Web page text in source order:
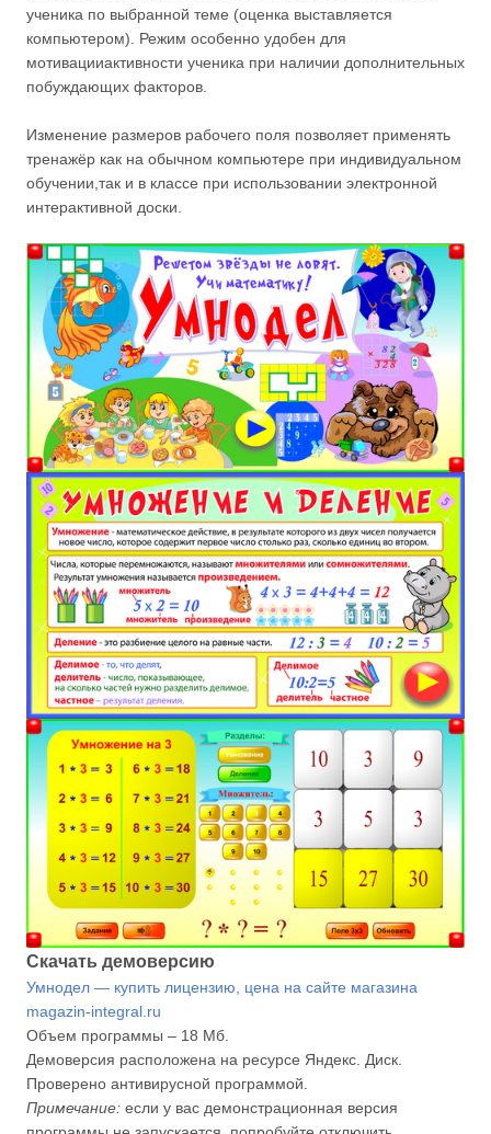
ученика по выбранной теме (оценка выставляется
компьютером). Режим особенно удобен для
мотивацииактивности ученика при наличии дополнительных
побуждающих факторов.
Изменение размеров рабочего поля позволяет применять
тренажёр как на обычном компьютере при индивидуальном
обучении,так и в классе при использовании электронной
интерактивной доски.
Скачать демоверсию
Умнодел — купить лицензию, цена на сайте магазина
magazin-integral.ru
Объем программы – 18 Мб.
Демоверсия расположена на ресурсе Яндекс. Диск.
Проверено антивирусной программой.
Примечание: если у вас демонстрационная версия